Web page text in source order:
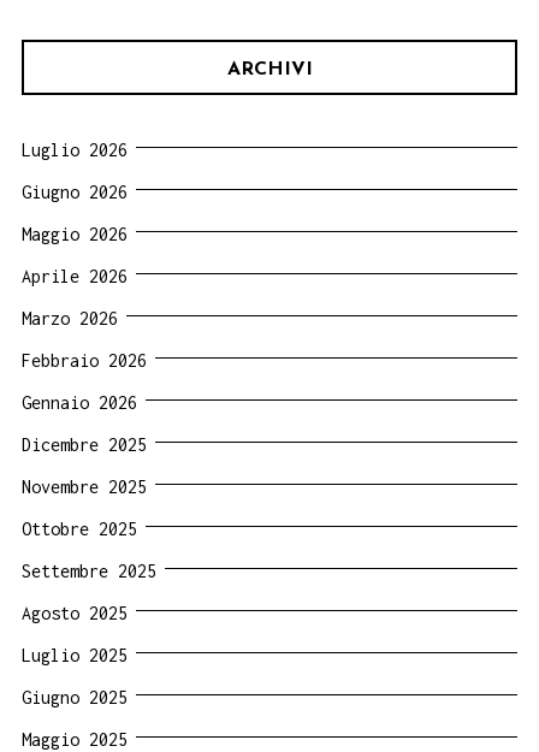
ARCHIVI
Luglio 2026
Giugno 2026
Maggio 2026
Aprile 2026
Marzo 2026
Febbraio 2026
Gennaio 2026
Dicembre 2025
Novembre 2025
Ottobre 2025
Settembre 2025
Agosto 2025
Luglio 2025
Giugno 2025
Maggio 2025